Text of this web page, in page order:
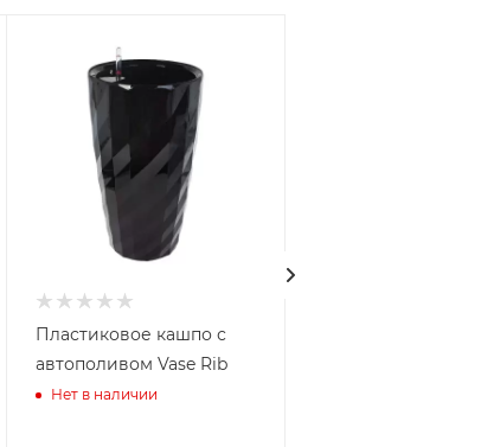
Пластиковое кашпо с
автополивом Vase Rib
Нет в наличии